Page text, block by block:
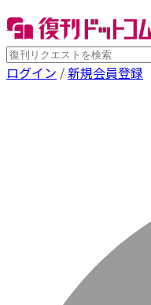
ログイン /新規会員登録